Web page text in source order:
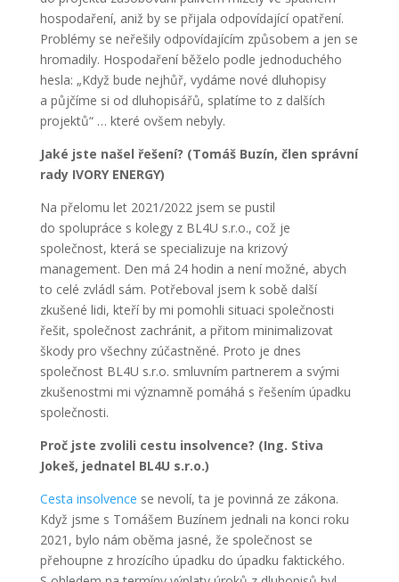
hospodaření, aniž by se přijala odpovídající opatření.
Problémy se neřešily odpovídajícím způsobem a jen se
hromadily. Hospodaření běželo podle jednoduchého
hesla: „Když bude nejhůř, vydáme nové dluhopisy
a půjčíme si od dluhopisářů, splatíme to z dalších
projektů“ … které ovšem nebyly.
Jaké jste našel řešení? (Tomáš Buzín, člen správní
rady IVORY ENERGY)
Na přelomu let 2021/2022 jsem se pustil
do spolupráce s kolegy z BL4U s.r.o., což je
společnost, která se specializuje na krizový
management. Den má 24 hodin a není možné, abych
to celé zvládl sám. Potřeboval jsem k sobě další
zkušené lidi, kteří by mi pomohli situaci společnosti
řešit, společnost zachránit, a přitom minimalizovat
škody pro všechny zúčastněné. Proto je dnes
společnost BL4U s.r.o. smluvním partnerem a svými
zkušenostmi mi významně pomáhá s řešením úpadku
společnosti.
Proč jste zvolili cestu insolvence? (Ing. Stiva
Jokeš, jednatel BL4U s.r.o.)
Cesta insolvence se nevolí, ta je povinná ze zákona.
Když jsme s Tomášem Buzínem jednali na konci roku
2021, bylo nám oběma jasné, že společnost se
přehoupne z hrozícího úpadku do úpadku faktického.